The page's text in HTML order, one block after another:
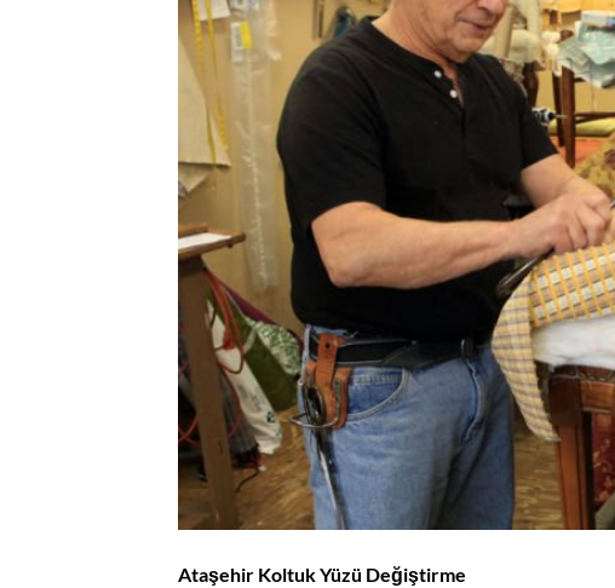
Ataşehir Koltuk Yüzü Değiştirme